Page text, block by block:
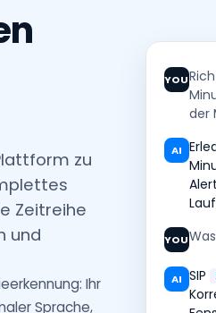
zu
Zeitreihe
und
Ihr
Sprache,
YOU
der
AI
YOU
AI SIP